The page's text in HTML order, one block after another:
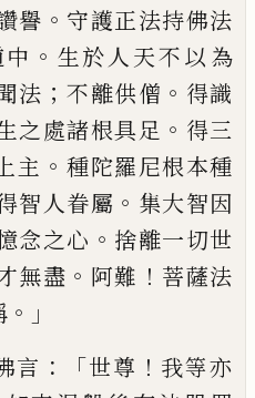
譽 。 守護正法持佛法
。 生於人天不以為
法 ； 不離供僧 。 得識
之處諸根具足 。 得三
主 。 種陀羅尼根本種
智人眷屬 。 集大智因
念之心 。 捨離一切世
無盡 。 阿難 ！ 菩薩法
。」
言 ：「世尊 ！ 我等亦